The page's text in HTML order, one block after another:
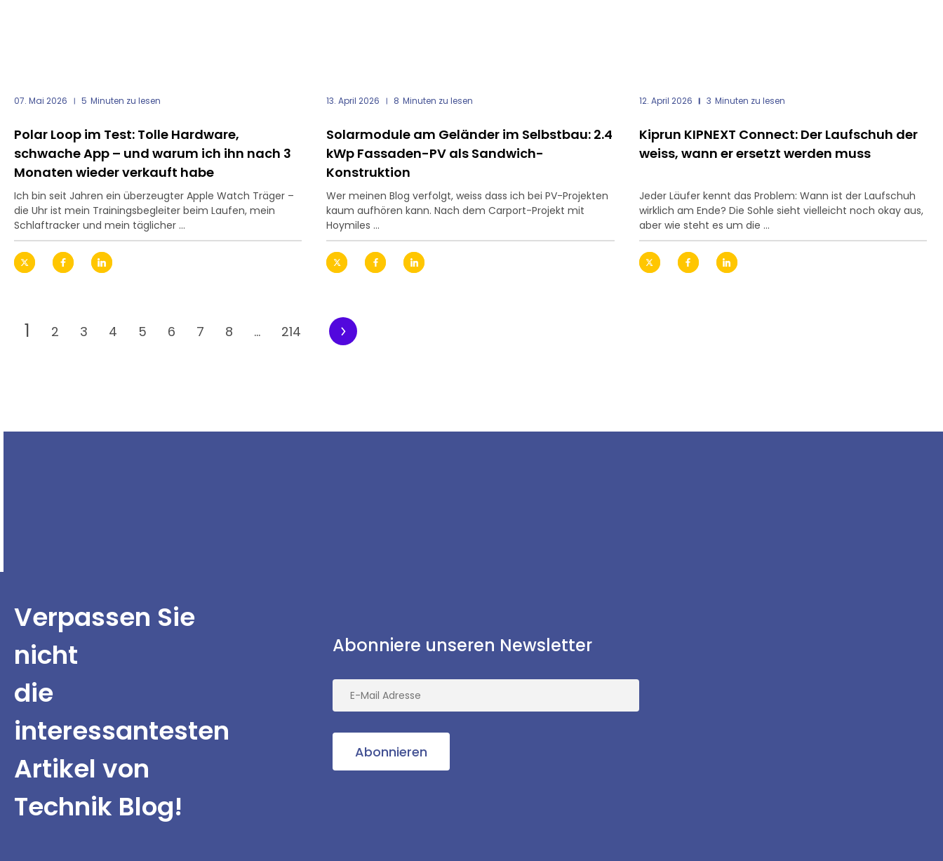
07. Mai 2026 5 Minuten zu lesen
Polar Loop im Test: Tolle Hardware,
schwache App – und warum ich ihn nach 3
Monaten wieder verkauft habe
Ich bin seit Jahren ein überzeugter Apple Watch Träger –
die Uhr ist mein Trainingsbegleiter beim Laufen, mein
Schlaftracker und mein täglicher ...
13. April 2026 8 Minuten zu lesen
Solarmodule am Geländer im Selbstbau: 2.4
kWp Fassaden-PV als Sandwich-
Konstruktion
Wer meinen Blog verfolgt, weiss dass ich bei PV-Projekten
kaum aufhören kann. Nach dem Carport-Projekt mit
Hoymiles ...
12. April 2026 3 Minuten zu lesen
Kiprun KIPNEXT Connect: Der Laufschuh der
weiss, wann er ersetzt werden muss
Jeder Läufer kennt das Problem: Wann ist der Laufschuh
wirklich am Ende? Die Sohle sieht vielleicht noch okay aus,
aber wie steht es um die ...
1 2 3 4 5 6 7 8 ... 214
Verpassen Sie
nicht
die
interessantesten
Artikel von
Technik Blog!
Abonniere unseren Newsletter
Abonnieren